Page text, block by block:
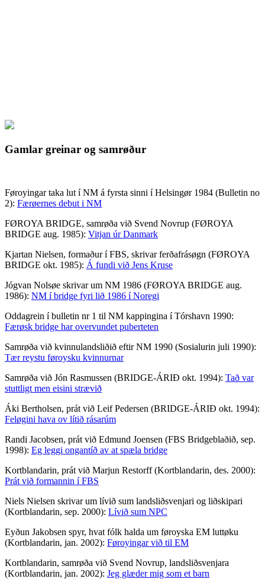
Gamlar greinar og samrøður
Føroyingar taka lut í NM á fyrsta sinni í Helsingør 1984 (Bulletin no
2): Færøernes debut i NM
FØROYA BRIDGE, samrøða við Svend Novrup (FØROYA
BRIDGE aug. 1985): Vitjan úr Danmark
Kjartan Nielsen, formaður í FBS, skrivar ferðafrásøgn (FØROYA
BRIDGE okt. 1985): Á fundi við Jens Kruse
Jógvan Nolsøe skrivar um NM 1986 (FØROYA BRIDGE aug.
1986): NM í bridge fyri lið 1986 í Noregi
Oddagrein í bulletin nr 1 til NM kappingina í Tórshavn 1990:
Færøsk bridge har overvundet puberteten
Samrøða við kvinnulandsliðið eftir NM 1990 (Sosialurin juli 1990):
Tær reystu føroysku kvinnurnar
Samrøða við Jón Rasmussen (BRIDGE-ÁRIÐ okt. 1994): Tað var
stuttligt men eisini strævið
Áki Bertholsen, prát við Leif Pedersen (BRIDGE-ÁRIÐ okt. 1994):
Feløgini hava ov lítið rásarúm
Randi Jacobsen, prát við Edmund Joensen (FBS Bridgeblaðið, sep.
1998): Eg leggi ongantíð av at spæla bridge
Kortblandarin, prát við Marjun Restorff (Kortblandarin, des. 2000):
Prát við formannin í FBS
Niels Nielsen skrivar um lívið sum landsliðsvenjari og liðskipari
(Kortblandarin, sep. 2000): Lívið sum NPC
Eyðun Jakobsen spyr, hvat fólk halda um føroyska EM luttøku
(Kortblandarin, jan. 2002): Føroyingar við til EM
Kortblandarin, samrøða við Svend Novrup, landsliðsvenjara
(Kortblandarin, jan. 2002): Jeg glæder mig som et barn